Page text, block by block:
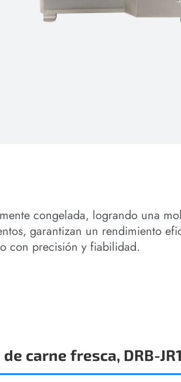
congelada, logrando una
garantizan un rendimiento
con precisión y fiabilidad.
carne fresca, DRB-